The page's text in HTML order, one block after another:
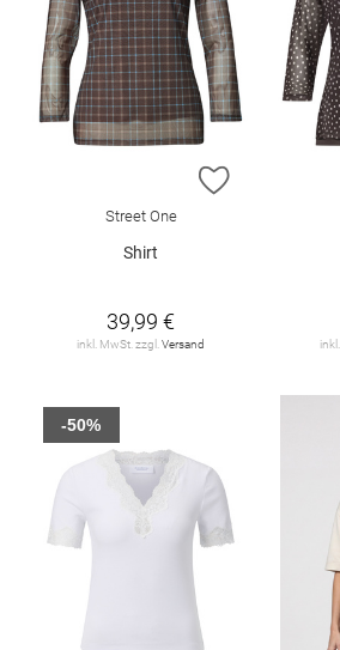
ZUR
Street One
Shirt
39,99 €
inkl. MwSt. zzgl. Versand
-50%